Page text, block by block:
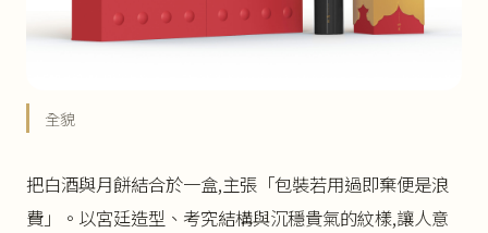
全貌
把白酒與月餅結合於一盒,主張「包裝若用過即棄便是浪
費」。以宮廷造型、考究結構與沉穩貴氣的紋樣,讓人意